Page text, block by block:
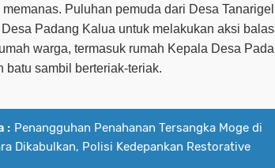
Puluhan pemuda dari Desa
Padang Kalua untuk melakukan aksi
warga, termasuk rumah Kepala Desa
batu sambil berteriak-teriak.
: Penangguhan Penahanan Tersangka Moge di
Dikabulkan, Polisi Kedepankan Restorative